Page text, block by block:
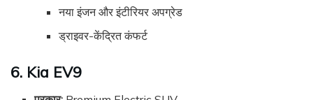
नया इंजन और इंटीरियर अपग्रेड
ड्राइवर-केंद्रित कंफर्ट
6. Kia EV9